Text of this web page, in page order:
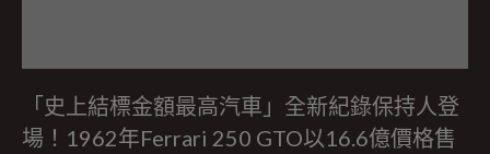
「史上結標金額最高汽車」全新紀錄保持人登
場！1962年Ferrari 250 GTO以16.6億價格售